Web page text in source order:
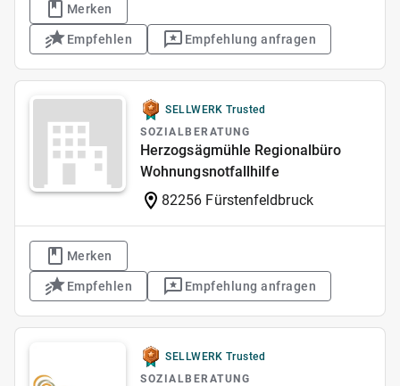
Merken
Empfehlen Empfehlung anfragen
SELLWERK Trusted
SOZIALBERATUNG
Herzogsägmühle Regionalbüro
Wohnungsnotfallhilfe
82256 Fürstenfeldbruck
Merken
Empfehlen Empfehlung anfragen
SELLWERK Trusted
SOZIALBERATUNG